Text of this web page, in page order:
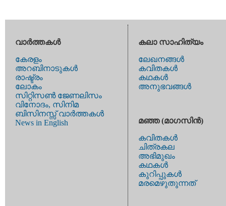
വാര്‍ത്തകള്‍
കേരളം
അറബിനാടുകള്‍
രാഷ്ട്രം
ലോകം
സിറ്റിസണ്‍ ജേണലിസം
വിനോദം, സിനിമ
ബിസിനസ്സ് വാര്‍ത്തകള്‍
News in English
കലാ സാഹിത്യം
ലേഖനങ്ങള്‍
കവിതകള്‍
കഥകള്‍
അനുഭവങ്ങള്‍
മഞ്ഞ (മാഗസിന്‍)
കവിതകള്‍
ചിത്രകല
അഭിമുഖം
കഥകള്‍
കുറിപ്പുകള്‍
മരമെഴുതുന്നത്